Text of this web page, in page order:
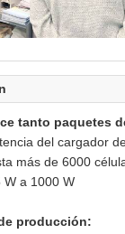
tanto paquetes
del cargador
más de 6000
W a 1000 W
producción: